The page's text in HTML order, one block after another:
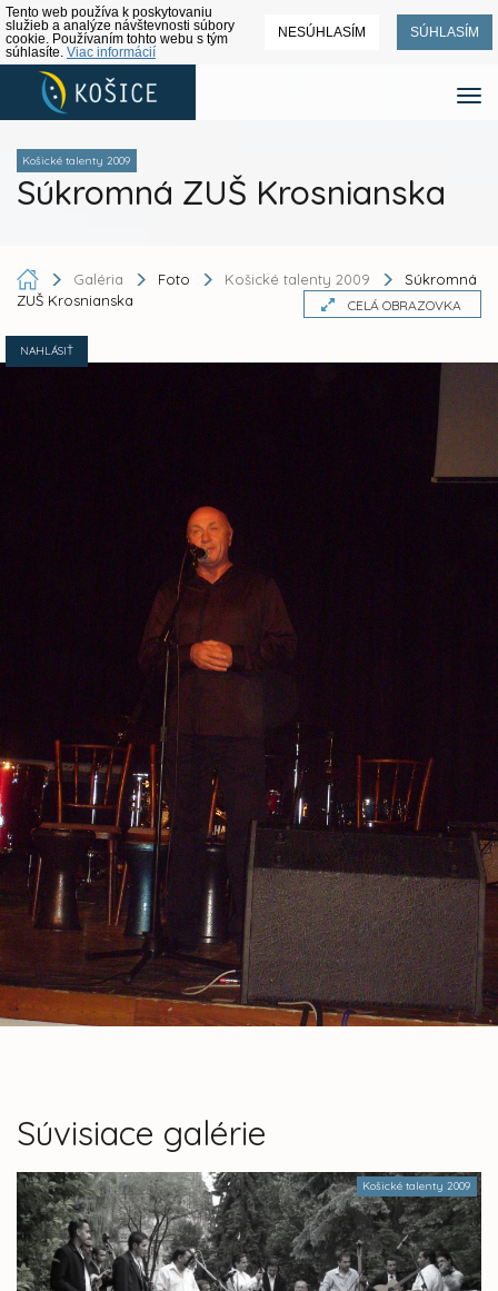
Tento web používa k poskytovaniu
služieb a analýze návštevnosti súbory
cookie. Používaním tohto webu s tým
súhlasíte. Viac informácií
NESÚHLASÍM SÚHLASÍM
Košické talenty 2009
Súkromná ZUŠ Krosnianska
Galéria Foto Košické talenty 2009
Súkromná
ZUŠ Krosnianska
CELÁ OBRAZOVKA
NAHLÁSIŤ
Súvisiace galérie
Košické talenty 2009